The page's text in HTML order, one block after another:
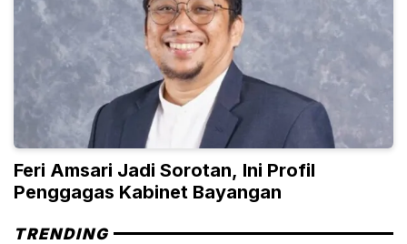
Feri Amsari Jadi Sorotan, Ini Profil
Penggagas Kabinet Bayangan
TRENDING